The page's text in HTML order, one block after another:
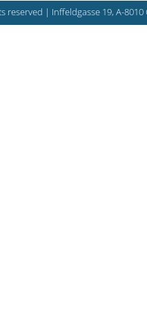
reserved | Inffeldgasse 19, A-8010